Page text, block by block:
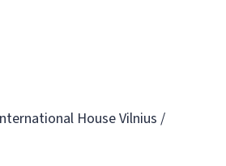
House Vilnius /